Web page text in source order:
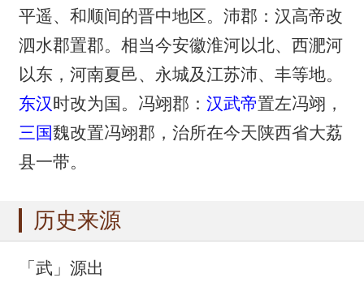
平遥、和顺间的晋中地区。沛郡：汉高帝改
泗水郡置郡。相当今安徽淮河以北、西淝河
以东，河南夏邑、永城及江苏沛、丰等地。
东汉时改为国。冯翊郡： 汉武帝置左冯翊，
三国魏改置冯翊郡，治所在今天陕西省大荔
县一带。
历史来源
「武」源出